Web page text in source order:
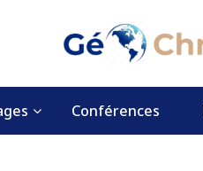
Conférences